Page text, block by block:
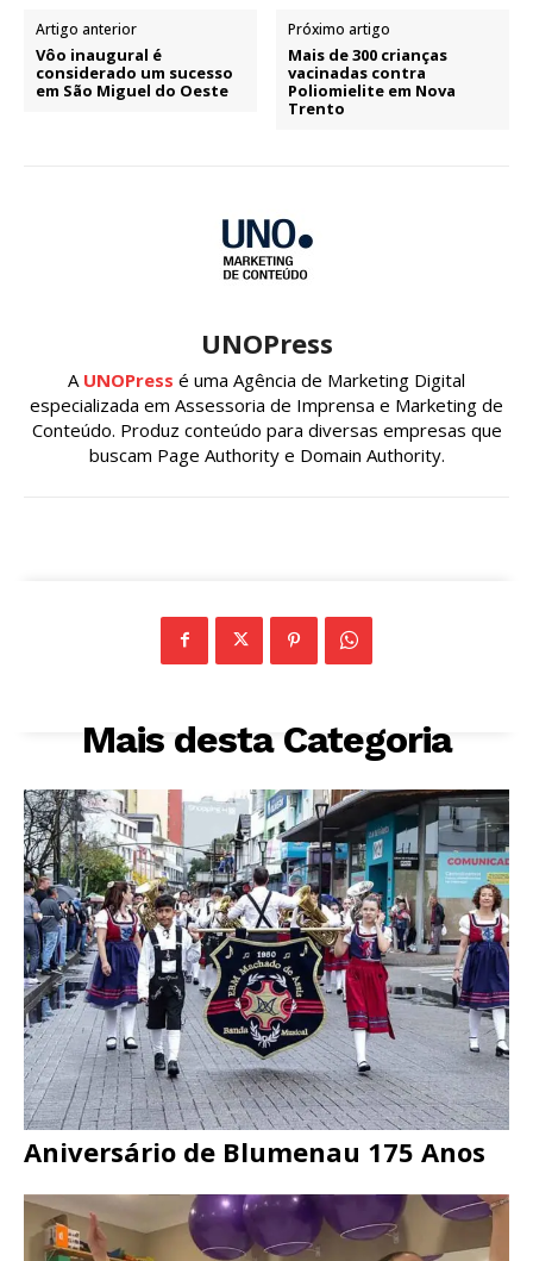
Artigo anterior
Vôo inaugural é
considerado um sucesso
em São Miguel do Oeste
Próximo artigo
Mais de 300 crianças
vacinadas contra
Poliomielite em Nova
Trento
UNOPress
A UNOPress é uma Agência de Marketing Digital
especializada em Assessoria de Imprensa e Marketing de
Conteúdo. Produz conteúdo para diversas empresas que
buscam Page Authority e Domain Authority.
Mais desta Categoria
Aniversário de Blumenau 175 Anos